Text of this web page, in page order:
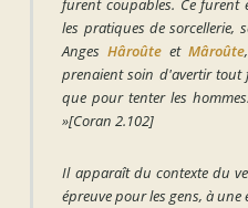
furent coupables. Ce furent
les pratiques de sorcellerie,
AngesHâroûte et Mâroûte
prenaient soin d'avertir tout
que pour tenter les
»[Coran 2.102]
Il apparaît du contexte du
épreuve pour les gens, à